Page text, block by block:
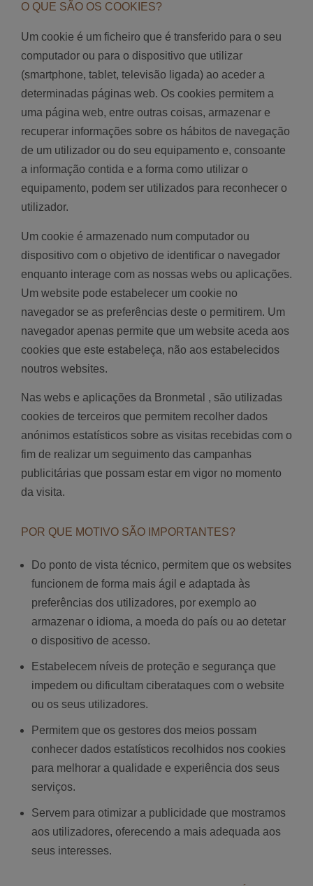
O QUE SÃO OS COOKIES?
Um cookie é um ficheiro que é transferido para o seu
computador ou para o dispositivo que utilizar
(smartphone, tablet, televisão ligada) ao aceder a
determinadas páginas web. Os cookies permitem a
uma página web, entre outras coisas, armazenar e
recuperar informações sobre os hábitos de navegação
de um utilizador ou do seu equipamento e, consoante
a informação contida e a forma como utilizar o
equipamento, podem ser utilizados para reconhecer o
utilizador.
Um cookie é armazenado num computador ou
dispositivo com o objetivo de identificar o navegador
enquanto interage com as nossas webs ou aplicações.
Um website pode estabelecer um cookie no
navegador se as preferências deste o permitirem. Um
navegador apenas permite que um website aceda aos
cookies que este estabeleça, não aos estabelecidos
noutros websites.
Nas webs e aplicações da Bronmetal , são utilizadas
cookies de terceiros que permitem recolher dados
anónimos estatísticos sobre as visitas recebidas com o
fim de realizar um seguimento das campanhas
publicitárias que possam estar em vigor no momento
da visita.
POR QUE MOTIVO SÃO IMPORTANTES?
Do ponto de vista técnico, permitem que os websites
funcionem de forma mais ágil e adaptada às
preferências dos utilizadores, por exemplo ao
armazenar o idioma, a moeda do país ou ao detetar
o dispositivo de acesso.
Estabelecem níveis de proteção e segurança que
impedem ou dificultam ciberataques com o website
ou os seus utilizadores.
Permitem que os gestores dos meios possam
conhecer dados estatísticos recolhidos nos cookies
para melhorar a qualidade e experiência dos seus
serviços.
Servem para otimizar a publicidade que mostramos
aos utilizadores, oferecendo a mais adequada aos
seus interesses.